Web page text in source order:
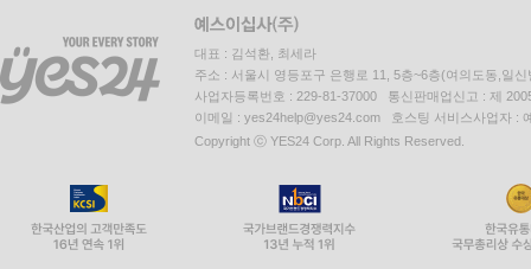
대표 : 김석환, 최세라
주소 : 서울시 영등포구 은행로 11, 5층~6층(여의도동,일신
사업자등록번호 : 229-81-37000 통신판매업신고 : 제
이메일 : yes24help@yes24.com 호스팅 서비스사업자 :
Copyright ⓒ YES24 Corp. All Rights Reserved.